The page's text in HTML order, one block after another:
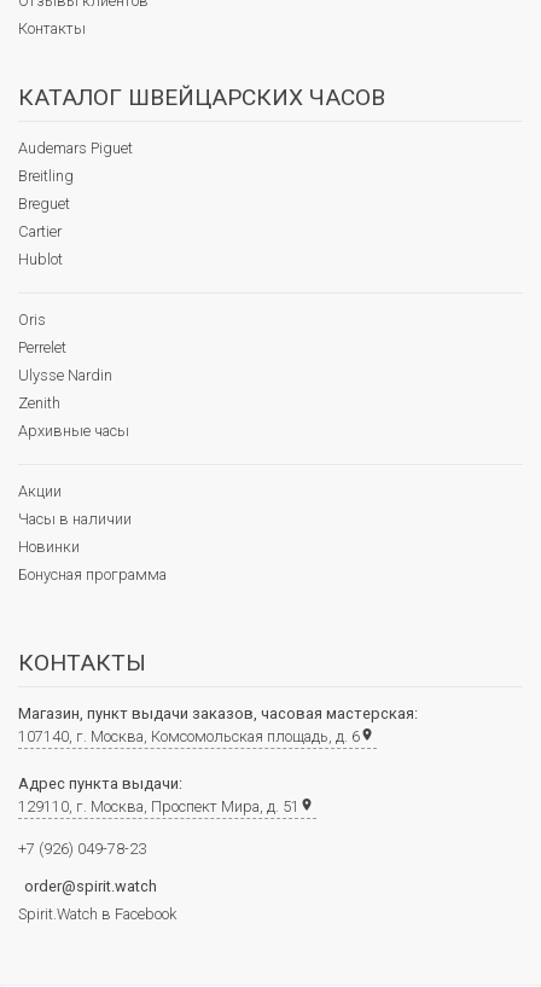
Контакты
КАТАЛОГ ШВЕЙЦАРСКИХ ЧАСОВ
Audemars Piguet
Breitling
Breguet
Cartier
Hublot
Oris
Perrelet
Ulysse Nardin
Zenith
Архивные часы
Акции
Часы в наличии
Новинки
Бонусная программа
КОНТАКТЫ
Магазин, пункт выдачи заказов, часовая мастерская:
107140, г. Москва, Комсомольская площадь, д. 6place
Адрес пункта выдачи:
129110, г. Москва, Проспект Мира, д. 51 place
+7 (926) 049-78-23
order@spirit.watch
Spirit.Watch в Facebook